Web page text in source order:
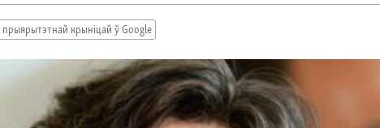
прыярытэтнай крыніцай ў Google